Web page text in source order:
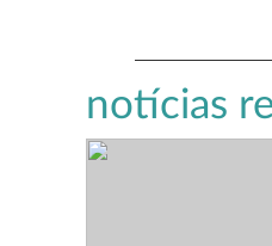
notícias